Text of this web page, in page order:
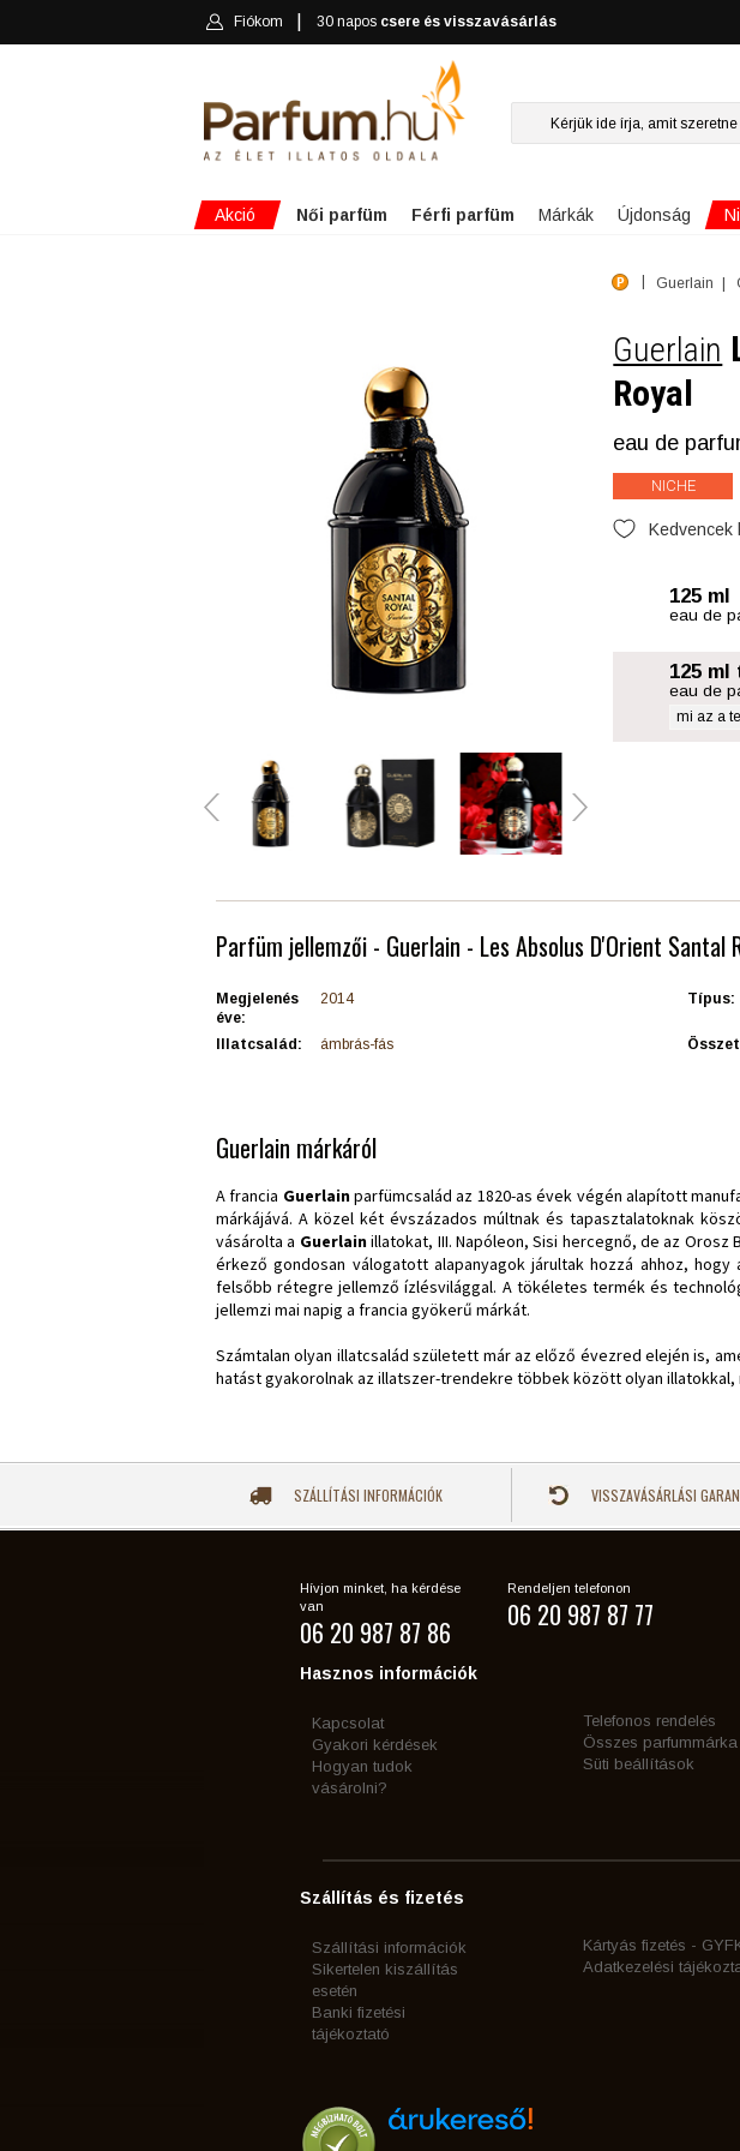
Fiókom 30 napos csere és visszavásárlás
Akció Női parfüm Férfi parfüm Márkák Újdonság
Guerlain
Guerlain
Royal
eau de
NICHE
Kedvencek
125 ml
eau de
125
eau de
mi az a
Parfüm jellemzői - Guerlain - Les Absolus D'Orient Santal
Megjelenés
éve:
2014 Típus:
Illatcsalád: ámbrás-fás
Guerlain márkáról
A francia Guerlainparfümcsalád az 1820-as évek végén alapított
márkájává. A közel két évszázados múltnak és tapasztalatoknak
vásárolta a Guerlainillatokat, III. Napóleon, Sisi hercegnő, de az
érkező gondosan válogatott alapanyagok járultak hozzá ahhoz,
felsőbb rétegre jellemző ízlésvilággal. A tökéletes termék és
jellemzi mai napig a francia gyökerű márkát.
Számtalan olyan illatcsalád született már az előző évezred elején is,
hatást gyakorolnak az illatszer-trendekre többek között olyan illatokkal,
SZÁLLÍTÁSI INFORMÁCIÓK VISSZAVÁSÁRLÁSI
Hívjon minket, ha kérdése
van
06 20 987 87 86
Rendeljen telefonon
06 20 987 87 77
Hasznos információk
Kapcsolat
Gyakori kérdések
Hogyan tudok
vásárolni?
Telefonos rendelés
Összes parfummárka
Süti beállítások
Szállítás és fizetés
Szállítási információk
Sikertelen kiszállítás
esetén
Banki fizetési
tájékoztató
Kártyás fizetés -
Adatkezelési